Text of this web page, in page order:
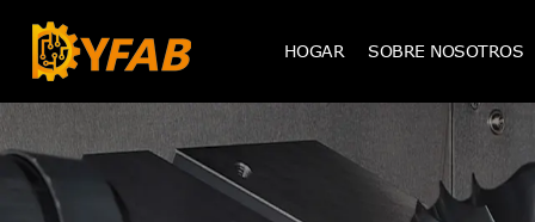
HOGAR SOBRE NOSOTROS